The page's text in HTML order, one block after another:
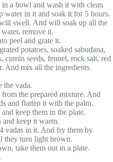
in a bowl and wash it with clean
water in it and soak it for 5 hours.
swell. And will soak up all the
remove it.
peel and grate it.
potatoes, soaked sabudana,
cumin seeds, fennel, rock salt, red
And mix all the ingredients
the vada.
the prepared mixture. And
and flatten it with the palm.
keep them in the plate.
keep it warm.
vadas in it. And fry them by
they turn light brown.
take them out in a plate.